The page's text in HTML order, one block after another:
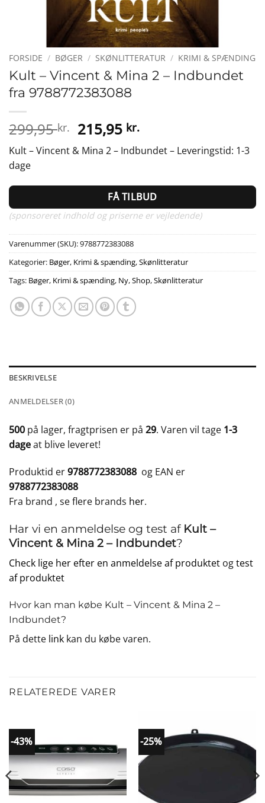
FORSIDE / BØGER / SKØNLITTERATUR / KRIMI & SPÆNDING
Kult – Vincent & Mina 2 – Indbundet
fra 9788772383088
299,95kr. Den
oprindelige
pris
299,95 kr..
215,95 kr.Den
aktuelle
pris
215,95 kr..
Kult – Vincent & Mina 2 – Indbundet – Leveringstid: 1-3
dage
FÅ TILBUD
(sponsoreret indhold og priserne er vejledende)
Varenummer (SKU):9788772383088
Kategorier: Bøger, Krimi & spænding,Skønlitteratur
Tags: Bøger, Krimi & spænding, Ny,Shop,Skønlitteratur
BESKRIVELSE
ANMELDELSER (0)
500 på lager, fragtprisen er på 29. Varen vil tage 1-3
dageat blive leveret!
Produktid er9788772383088 og EAN er
9788772383088
Fra brand , se flere brands her.
Har vi en anmeldelse og test af Kult –
Vincent & Mina 2 – Indbundet?
Check lige her efter en anmeldelse af produktet ogtest
af produktet
Hvor kan man købe Kult – Vincent & Mina 2 –
Indbundet?
På dette link kan du købe varen.
RELATEREDE VARER
-43% -25%